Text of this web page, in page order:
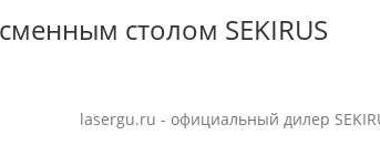
столом SEKIRUS
lasergu.ru - официальный дилер